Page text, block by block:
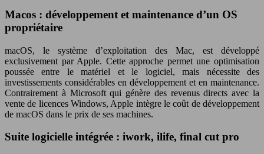
Macos : développement et maintenance d’un OS
propriétaire
macOS, le système d’exploitation des Mac, est développé
exclusivement par Apple. Cette approche permet une optimisation
poussée entre le matériel et le logiciel, mais nécessite des
investissements considérables en développement et en maintenance.
Contrairement à Microsoft qui génère des revenus directs avec la
vente de licences Windows, Apple intègre le coût de développement
de macOS dans le prix de ses machines.
Suite logicielle intégrée : iwork, ilife, final cut pro